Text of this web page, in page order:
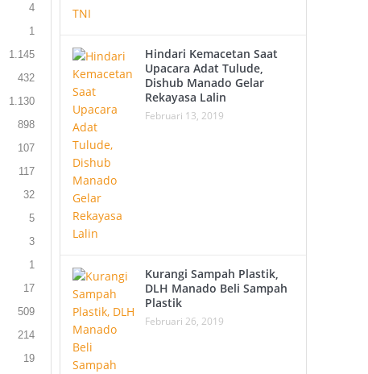
4
1
1.145
432
1.130
898
107
117
32
5
3
1
17
509
214
19
Hindari Kemacetan Saat
Upacara Adat Tulude,
Dishub Manado Gelar
Rekayasa Lalin
Februari 13, 2019
Kurangi Sampah Plastik,
DLH Manado Beli Sampah
Plastik
Februari 26, 2019